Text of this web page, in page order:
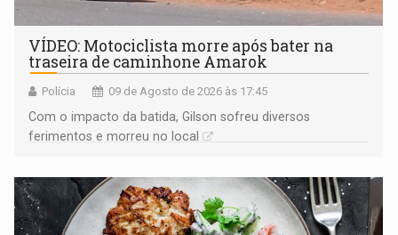
VÍDEO: Motociclista morre após bater na
traseira de caminhone Amarok
Polícia 09 de Agosto de 2026 às 17:45
​Com o impacto da batida, Gilson sofreu diversos
ferimentos e morreu no local